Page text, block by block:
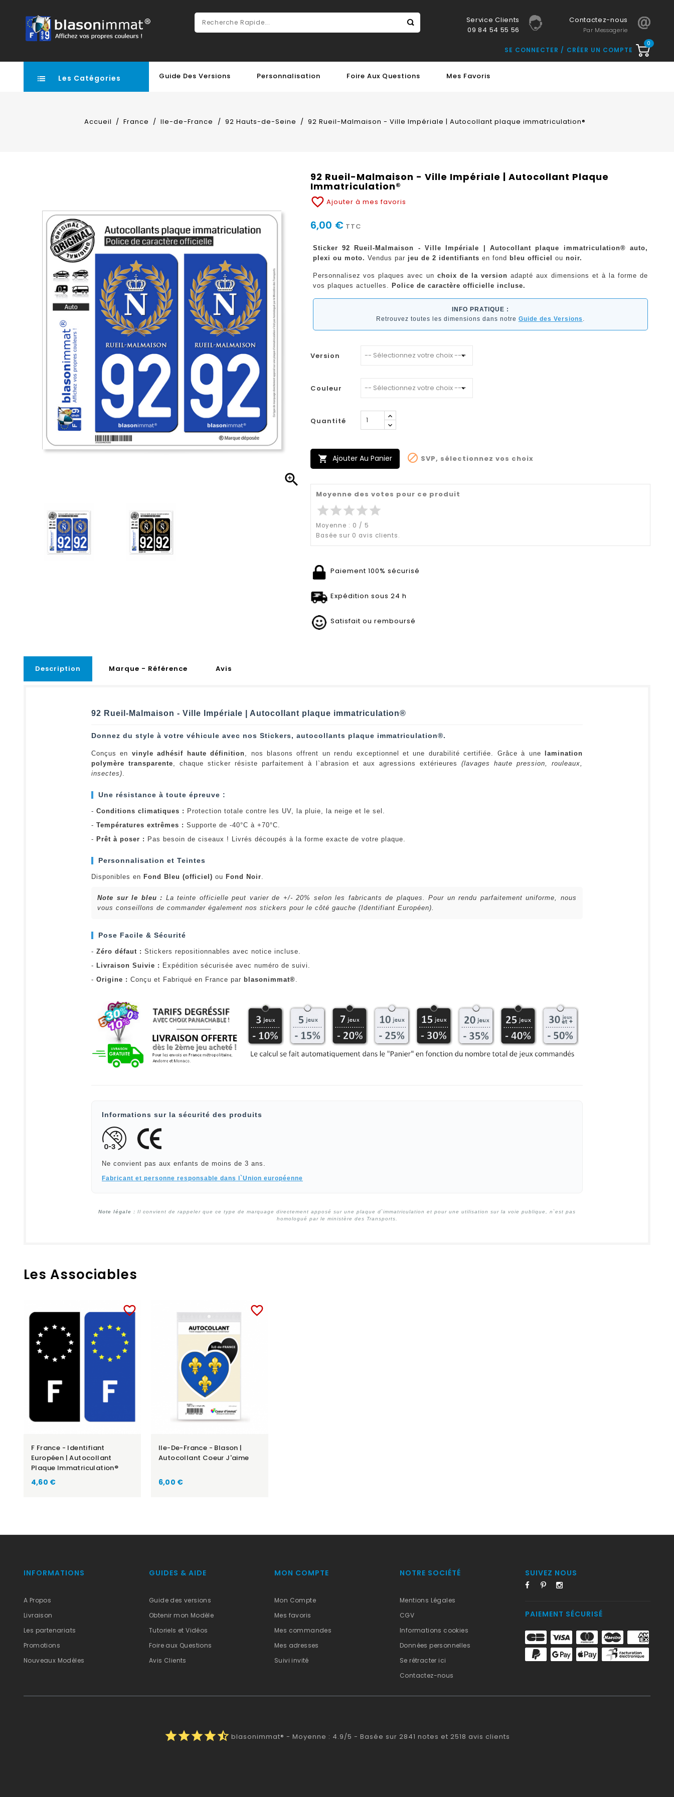
Service Clients
09 84 54 55 56
Contactez-nous
Par Messagerie
0
SE CONNECTER CRÉER UN COMPTE
Les Catégories Guide Des Versions Personnalisation Foire Aux Questions Mes Favoris
Accueil France Ile-de-France 92 Hauts-de-Seine 92 Rueil-Malmaison - Ville Impériale | Autocollant plaque immatriculation®

92 Rueil-Malmaison - Ville Impériale | Autocollant Plaque
Immatriculation®
favorite_border Ajouter à mes favoris
6,00 € TTC
Sticker 92 Rueil-Malmaison - Ville Impériale | Autocollant plaque immatriculation® auto,
plexi ou moto. Vendus par jeu de 2 identifiants en fond bleu officiel ou noir.
Personnalisez vos plaques avec unchoix de la version adapté aux dimensions et à la forme de
vos plaques actuelles.
Police de caractère officielle incluse.
INFO PRATIQUE :
Retrouvez toutes les dimensions dans notre Guide des Versions
Version
Couleur
Quantité
 Ajouter Au Panier  SVP, sélectionnez vos choix
Moyenne des votes pour ce produit
starstarstarstarstar
Moyenne : 0 / 5
Basée sur 0 avis clients.
Paiement 100% sécurisé
Expédition sous 24 h
Satisfait ou remboursé
Description Marque - Référence Avis
92 Rueil-Malmaison - Ville Impériale | Autocollant plaque immatriculation®
Donnez du style à votre véhicule avec nos Stickers, autocollants plaque immatriculation®.
Conçus en vinyle adhésif haute définition , nos blasons offrent un rendu exceptionnel et une durabilité certifiée. Grâce à une
lamination
polymère transparente , chaque sticker résiste parfaitement à l`abrasion et aux agressions extérieures(lavages haute pression, rouleaux,
insectes)
Une résistance à toute épreuve :
- Conditions climatiques : Protection totale contre les UV, la pluie, la neige et le sel.
- Températures extrêmes : Supporte de -40°C à +70°C.
- Prêt à poser : Pas besoin de ciseaux ! Livrés découpés à la forme exacte de votre plaque.
Personnalisation et Teintes
Disponibles en Fond Bleu (officiel) ou Fond Noir
Note sur le bleu : La teinte officielle peut varier de +/- 20% selon les fabricants de plaques. Pour un rendu parfaitement uniforme, nous
vous conseillons de commander également nos stickers pour le côté gauche (Identifiant Européen).
Pose Facile & Sécurité
- Zéro défaut : Stickers repositionnables avec notice incluse.
- Livraison Suivie : Expédition sécurisée avec numéro de suivi.
- Origine : Conçu et Fabriqué en France par blasonimmat®
Informations sur la sécurité des produits
Ne convient pas aux enfants de moins de 3 ans.
Fabricant et personne responsable dans l`Union européenne
Note légale : Il convient de rappeler que ce type de marquage directement apposé sur une plaque d`immatriculation et pour une utilisation sur la voie publique, n`est pas
homologué par le ministère des Transports.
Les Associables
favorite_border
F France - Identifiant
Européen | Autocollant
Plaque Immatriculation®
Prix
4,60 €
favorite_border
Ile-De-France - Blason |
Autocollant Coeur J'aime
Prix
6,00 €
INFORMATIONS
A Propos
Livraison
Les partenariats
Promotions
Nouveaux Modèles
GUIDES & AIDE
Guide des versions
Obtenir mon Modèle
Tutoriels et Vidéos
Foire aux Questions
Avis Clients
MON COMPTE
Mon Compte
Mes favoris
Mes commandes
Mes adresses
Suivi invité
NOTRE SOCIÉTÉ
Mentions Légales
CGV
Informations cookies
Données personnelles
Se rétracter ici
Contactez-nous
SUIVEZ NOUS
PAIEMENT SÉCURISÉ
starstarstarstarstar_half blasonimmat® - Moyenne : 4.9/5 - Basée sur 2841 notes et 2518 avis clients